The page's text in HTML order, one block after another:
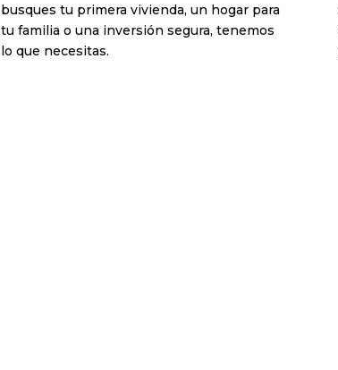
busques tu primera vivienda, un hogar para
tu familia o una inversión segura, tenemos
lo que necesitas.